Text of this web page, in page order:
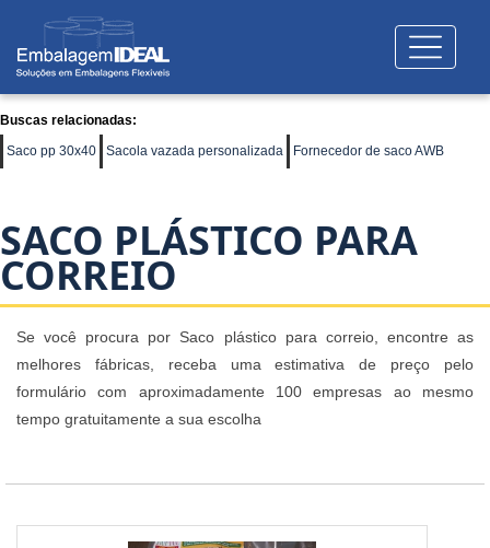
Buscas relacionadas:
Saco pp 30x40
Sacola vazada personalizada Fornecedor de saco AWB
SACO PLÁSTICO PARA
CORREIO
Se você procura por Saco plástico para correio, encontre as
melhores fábricas, receba uma estimativa de preço pelo
formulário com aproximadamente 100 empresas ao mesmo
tempo gratuitamente a sua escolha